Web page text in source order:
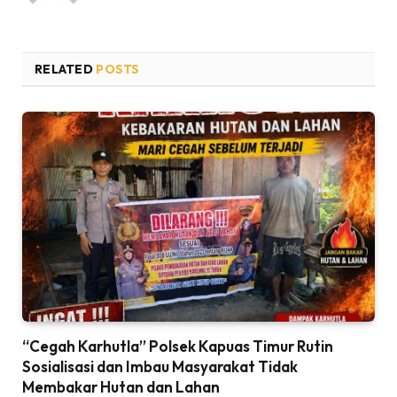
RELATED POSTS
“Cegah Karhutla” Polsek Kapuas Timur Rutin
Sosialisasi dan Imbau Masyarakat Tidak
Membakar Hutan dan Lahan